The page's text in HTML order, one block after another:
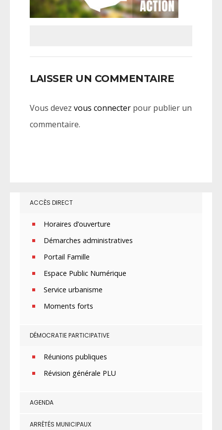
LAISSER UN COMMENTAIRE
Vous devez vous connecter pour publier un
commentaire.
ACCÈS DIRECT
Horaires d’ouverture
Démarches administratives
Portail Famille
Espace Public Numérique
Service urbanisme
Moments forts
DÉMOCRATIE PARTICIPATIVE
Réunions publiques
Révision générale PLU
AGENDA
ARRÊTÉS MUNICIPAUX